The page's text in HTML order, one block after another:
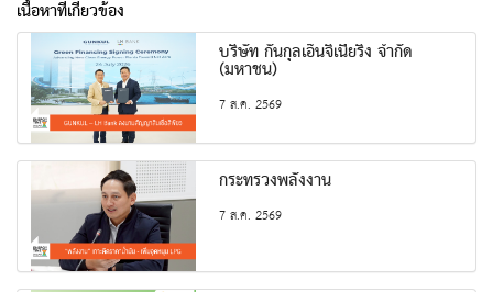
เนื้อหาที่เกี่ยวข้อง
บริษัท กันกุลเอ็นจิเนียริ่ง จำกัด
(มหาชน)
7 ส.ค. 2569
กระทรวงพลังงาน
7 ส.ค. 2569